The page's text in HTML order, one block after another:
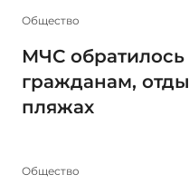
Общество
МЧС обратилось
гражданам,
пляжах
Общество